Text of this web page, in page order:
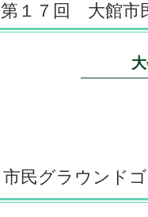
第１７回 大館市
市民グラウンド